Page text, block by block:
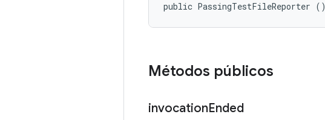
public PassingTestFileReporter ()
Métodos públicos
invocationEnded